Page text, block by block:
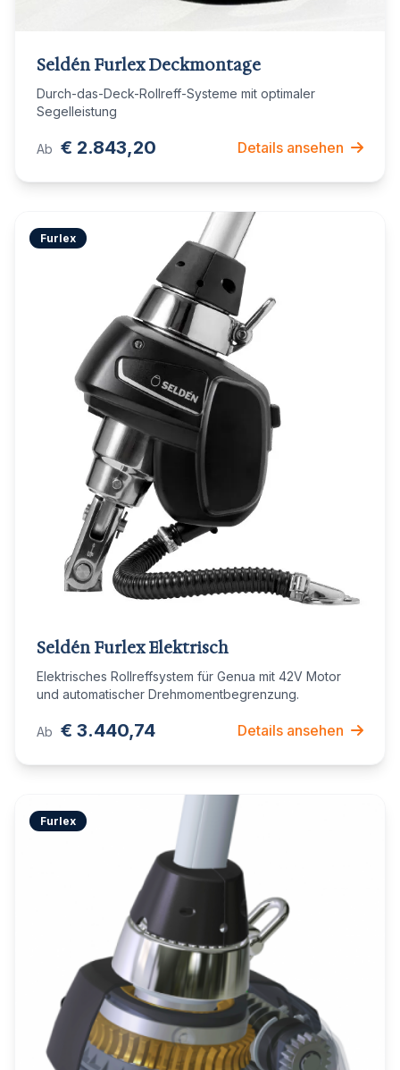
Seldén Furlex Deckmontage
Durch-das-Deck-Rollreff-Systeme mit optimaler
Segelleistung
Ab € 2.843,20 Details ansehen
Furlex
Seldén Furlex Elektrisch
Elektrisches Rollreffsystem für Genua mit 42V Motor
und automatischer Drehmomentbegrenzung.
Ab € 3.440,74 Details ansehen
Furlex